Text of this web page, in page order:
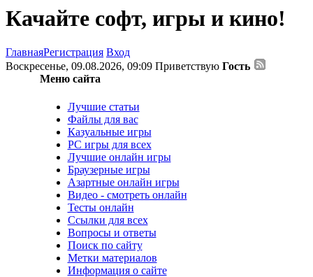
Качайте софт, игры и кино!
ГлавнаяРегистрация Вход
Воскресенье, 09.08.2026, 09:09 Приветствую Гость
Меню сайта
Лучшие статьи
Файлы для вас
Казуальные игры
PC игры для всех
Лучшие онлайн игры
Браузерные игры
Азартные онлайн игры
Видео - смотреть онлайн
Тесты онлайн
Ссылки для всех
Вопросы и ответы
Поиск по сайту
Метки материалов
Информация о сайте